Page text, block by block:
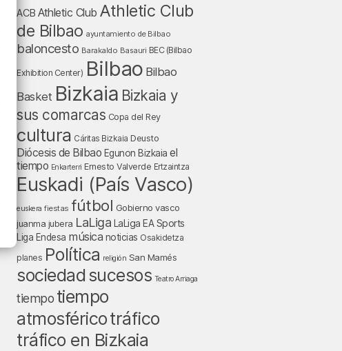
ACB Athletic Club Athletic Club
de Bilbao ayuntamiento de Bilbao
baloncesto Barakaldo Basauri BEC (Bilbao
Exhibition Center) Bilbao Bilbao
Basket Bizkaia Bizkaia y
sus comarcas Copa del Rey
cultura Cáritas Bizkaia Deusto
Diócesis de Bilbao Egunon Bizkaia el
tiempo Enkarterri Ernesto Valverde Ertzaintza
Euskadi (País Vasco)
euskera fiestas fútbol Gobierno vasco
juanma jubera LaLiga LaLiga EA Sports
Liga Endesa música noticias Osakidetza
planes Política religión San Mamés
sociedad sucesos Teatro Arriaga
tiempo tiempo
atmosféricotráfico
tráfico en Bizkaia